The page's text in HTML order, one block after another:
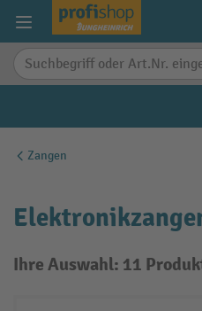
springen
Zangen
Ihre Auswahl: 11